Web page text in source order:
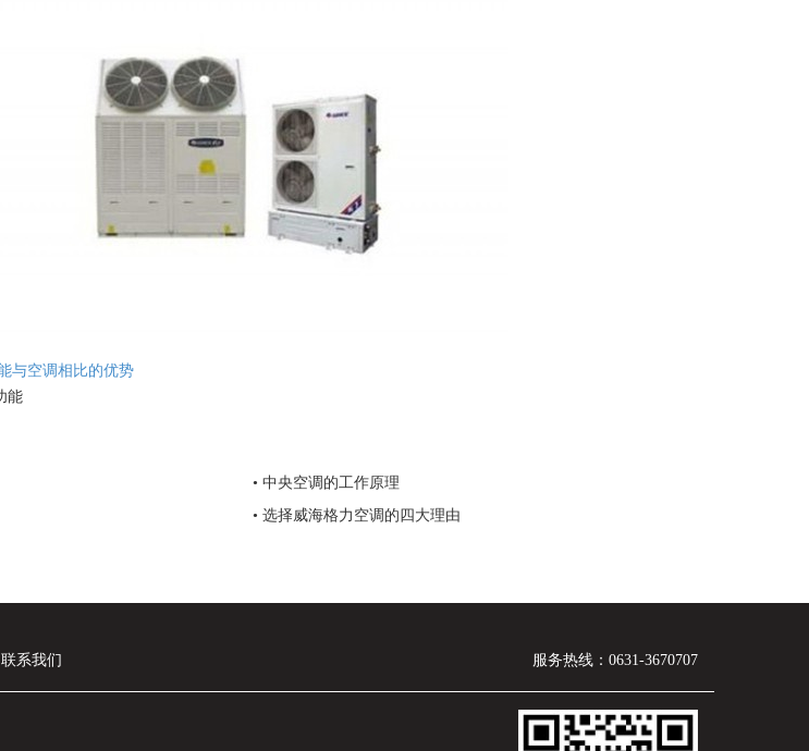
与空调相比的优势
能
• 中央空调的工作原理
• 选择威海格力空调的四大理由
联系我们 服务热线：0631-3670707